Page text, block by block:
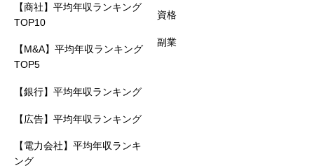
【商社】平均年収ランキング
TOP10
【M&A】平均年収ランキング
TOP5
【銀行】平均年収ランキング
【広告】平均年収ランキング
【電力会社】平均年収ランキ
ング
資格
副業